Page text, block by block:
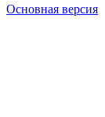
Основная версия